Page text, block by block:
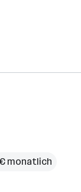
€ monatlich